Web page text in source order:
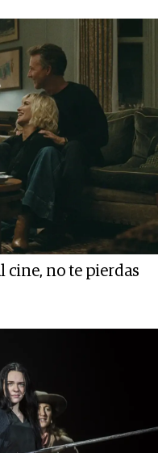
cine, no te pierdas